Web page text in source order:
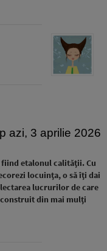
azi, 3 aprilie 2026
etalonul calității. Cu
locuința, o să îți dai
lucrurilor de care
din mai mulți